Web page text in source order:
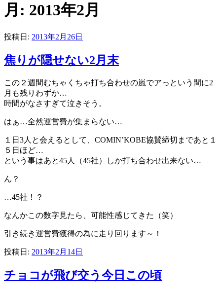
月: 2013年2月
投稿日: 2013年2月26日
焦りが隠せない2月末
この２週間むちゃくちゃ打ち合わせの嵐でアっという間に2
月も残りわずか…
時間がなさすぎて泣きそう。
はぁ…全然運営費が集まらない…
１日3人と会えるとして、COMIN’KOBE協賛締切まであと１
５日ほど…
という事はあと45人（45社）しか打ち合わせ出来ない…
ん？
…45社！？
なんかこの数字見たら、可能性感じてきた（笑）
引き続き運営費獲得の為に走り回ります～！
投稿日: 2013年2月14日
チョコが飛び交う今日この頃